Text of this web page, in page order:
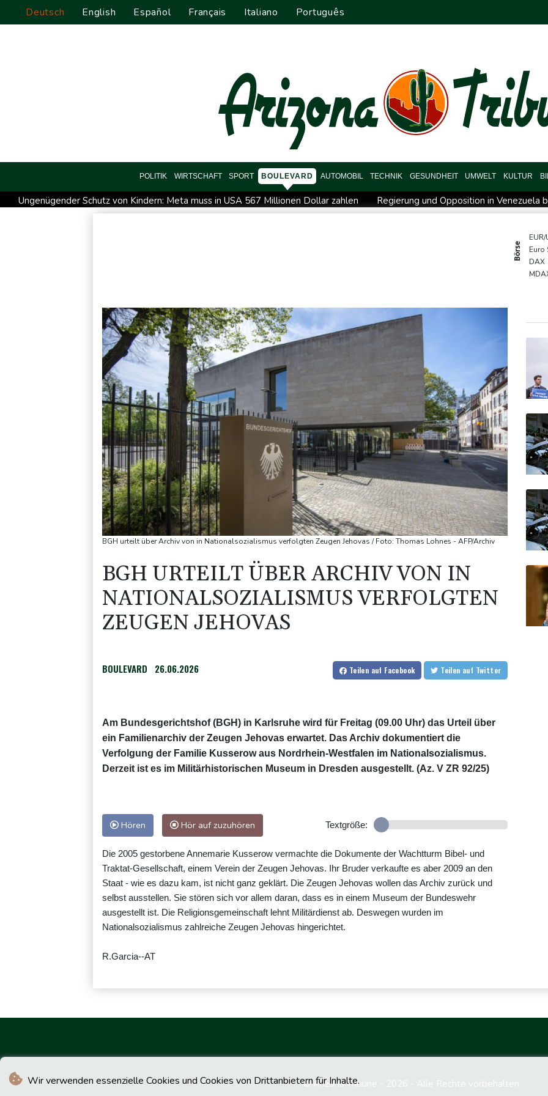
Wir verwenden essenzielle Cookies und Cookies von Drittanbietern für Inhalte.
Deutsch English Español Français Italiano Português
POLITIK WIRTSCHAFT SPORT BOULEVARD AUTOMOBIL TECHNIK GESUNDHEIT UMWELT KULTUR
Ungenügender Schutz von Kindern: Meta muss in USA 567 Millionen Dollar zahlen
Regierung und Opposition in Venezuela
Erdogan reist zu Dreier-Gipfel mit Pakistan nach
UEFA hält an FIFA-Boykott fest -
Mindestens zwei Tote bei
Börse
EUR/
Euro
DAX
BGH urteilt über Archiv von in Nationalsozialismus verfolgten Zeugen Jehovas / Foto: Thomas Lohnes - AFP/Archiv
BGH URTEILT ÜBER ARCHIV VON IN
NATIONALSOZIALISMUS VERFOLGTEN
ZEUGEN JEHOVAS
BOULEVARD 26.06.2026 Teilen auf Facebook Teilen auf Twitter
Am Bundesgerichtshof (BGH) in Karlsruhe wird für Freitag (09.00 Uhr) das Urteil über
ein Familienarchiv der Zeugen Jehovas erwartet. Das Archiv dokumentiert die
Verfolgung der Familie Kusserow aus Nordrhein-Westfalen im Nationalsozialismus.
Derzeit ist es im Militärhistorischen Museum in Dresden ausgestellt. (Az. V ZR 92/25)
Hören Hör auf zuzuhören Textgröße:
Die 2005 gestorbene Annemarie Kusserow vermachte die Dokumente der Wachtturm Bibel- und
Traktat-Gesellschaft, einem Verein der Zeugen Jehovas. Ihr Bruder verkaufte es aber 2009 an den
Staat - wie es dazu kam, ist nicht ganz geklärt. Die Zeugen Jehovas wollen das Archiv zurück und
selbst ausstellen. Sie stören sich vor allem daran, dass es in einem Museum der Bundeswehr
ausgestellt ist. Die Religionsgemeinschaft lehnt Militärdienst ab. Deswegen wurden im
Nationalsozialismus zahlreiche Zeugen Jehovas hingerichtet.
R.Garcia--AT
© Arizona Tribune - 2026 - Alle Rechte vorbehalten